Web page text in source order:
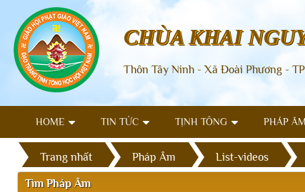
CHÙA KHAI
Thôn Tây Ninh - Xã Đoài Phương -
HOME TIN TỨC TỊNH TÔNG PHÁP ÂM
Trang nhất Pháp Âm List-videos
Tìm Pháp Âm